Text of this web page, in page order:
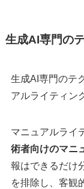
生成AI専門の
生成AI専門のテ
アルライティン
マニュアルライ
術者向けのマニ
報はできるだけ
を排除し、客観